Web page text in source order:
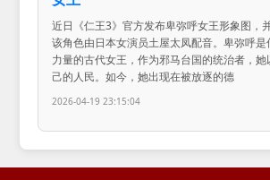
近日《仁王3》官方发布卑弥呼女王形象图，
该角色由日本女演员土屋太凤配音。卑弥呼
力量的古代女王，作为邪马台国的统治者，她
己的人民。如今，她出现在被放逐的德
2026-04-19 23:15:04